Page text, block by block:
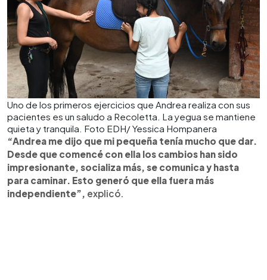
Uno de los primeros ejercicios que Andrea realiza con sus
pacientes es un saludo a Recoletta. La yegua se mantiene
quieta y tranquila. Foto EDH/ Yessica Hompanera
“Andrea me dijo que mi pequeña tenía mucho que dar.
Desde que comencé con ella los cambios han sido
impresionante, socializa más, se comunica y hasta
para caminar. Esto generó que ella fuera más
independiente”, explicó.